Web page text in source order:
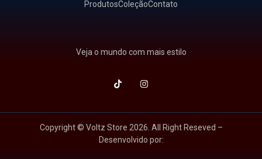
ProdutosColeçãoContato
Veja o mundo com mais estilo
Copyright © Voltz Store 2026. All Right Reseved –
Desenvolvido por: